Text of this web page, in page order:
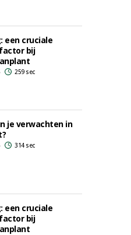
een cruciale
bij
259 sec
je verwachten in
314 sec
een cruciale
bij